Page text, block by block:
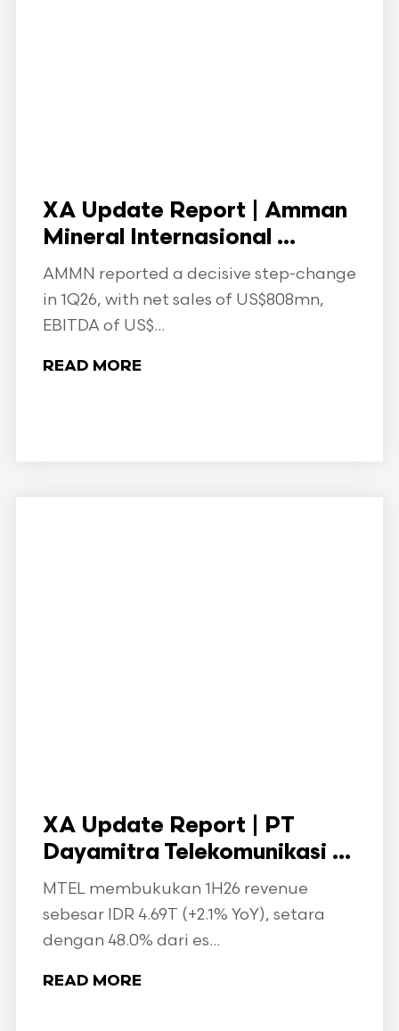
XA Update Report | Amman
Mineral Internasional ...
AMMN reported a decisive step-change
in 1Q26, with net sales of US$808mn,
EBITDA of US$...
READ MORE
XA Update Report | PT
Dayamitra Telekomunikasi ...
MTEL membukukan 1H26 revenue
sebesar IDR 4.69T (+2.1% YoY), setara
dengan 48.0% dari es...
READ MORE